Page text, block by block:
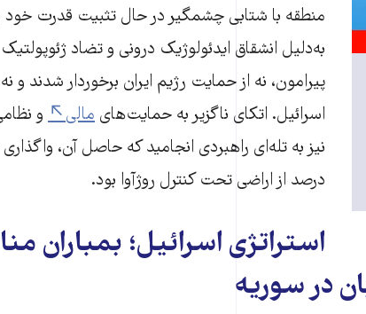
منطقه با شتابی چشمگیر در حال تثبیت قدرت خود
به‌دلیل انشقاق ایدئولوژیک درونی و تضاد ژئوپولتیک
پیرامون، نه از حمایت رژیم ایران برخوردار شدند و نه
اسرائیل. اتکای ناگزیر به حمایت‌های مالی
و
درصد از اراضی تحت کنترل روژآوا بود.
استراتژی اسرائیل؛ بمباران
در سوریه